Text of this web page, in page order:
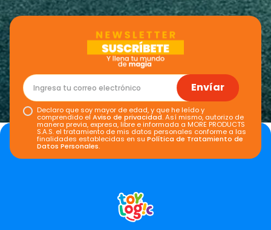
Envíar
Declaro que soy mayor de edad, y que he leído y
comprendido elAviso de privacidad. Así mismo, autorizo de
manera previa, expresa, libre e informada a MORE PRODUCTS
S.A.S. el tratamiento de mis datos personales conforme a las
finalidades establecidas en suPolítica de Tratamiento de
Datos Personales.